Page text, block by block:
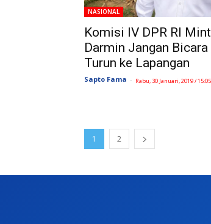
NASIONAL
Komisi IV DPR RI
Darmin Jangan Bicara
Turun ke Lapangan
Sapto Fama - Rabu, 30 Januari, 2019 /
1 2